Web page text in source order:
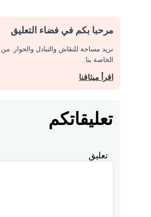
مرحبا بكم في فضاء التعليق
نريد مساحة للنقاش والتبادل والحوار.
الخاصة بنا.
اقرأ ميثاقنا
تعليقاتكم
تعليق